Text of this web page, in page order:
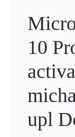
10
upl